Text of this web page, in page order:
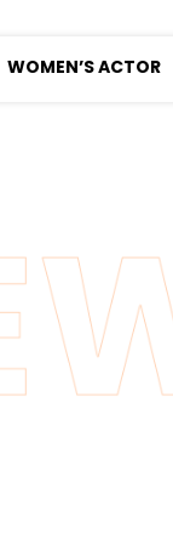
WOMEN’S ACTOR